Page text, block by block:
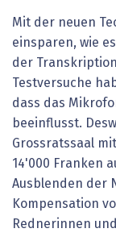
Mit der neuen
einsparen, wie
der
Testversuche
dass das
beeinflusst.
Grossratssaal
14'000 Franken
Ausblenden der
Kompensation
Rednerinnen